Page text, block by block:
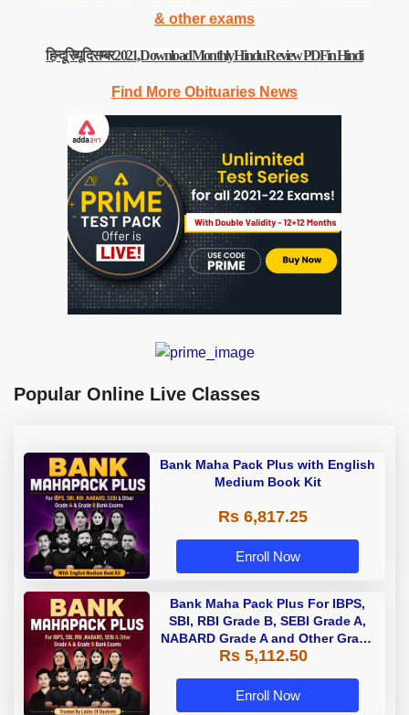
& other exams
हिन्दू रिव्यू दिसम्बर 2021, Download Monthly Hindu Review PDF in Hindi
Find More Obituaries News
Popular Online Live Classes
Bank Maha Pack Plus with English
Medium Book Kit
Rs 6,817.25
Enroll Now
Bank Maha Pack Plus For IBPS,
SBI, RBI Grade B, SEBI Grade A,
NABARD Grade A and Other Grade
A & Grade B Bank Exams
Rs 5,112.50
Enroll Now